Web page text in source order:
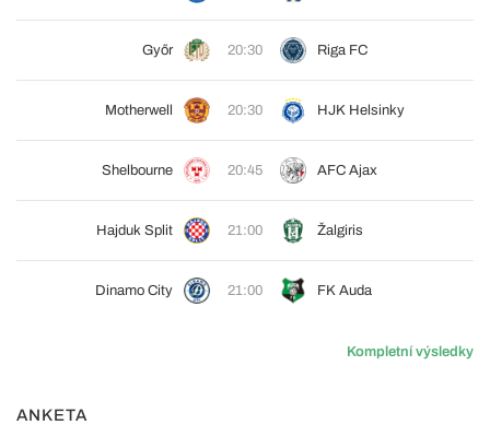
Győr 20:30 Riga FC
Motherwell 20:30 HJK Helsinky
Shelbourne 20:45 AFC Ajax
Hajduk Split 21:00 Žalgiris
Dinamo City 21:00 FK Auda
Kompletní výsledky
ANKETA